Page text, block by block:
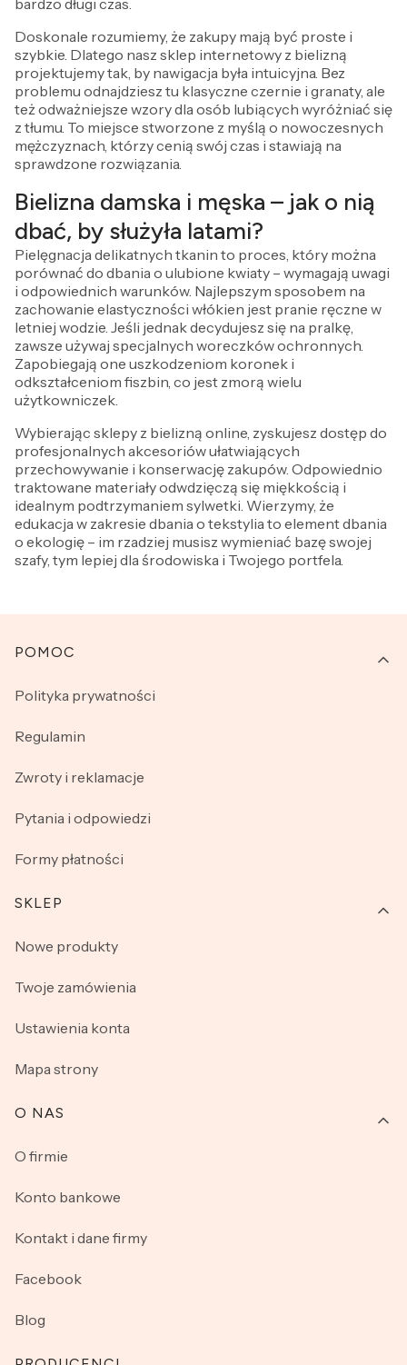
bardzo długi czas.
Doskonale rozumiemy, że zakupy mają być proste i
szybkie. Dlatego nasz sklep internetowy z bielizną
projektujemy tak, by nawigacja była intuicyjna. Bez
problemu odnajdziesz tu klasyczne czernie i granaty, ale
też odważniejsze wzory dla osób lubiących wyróżniać się
z tłumu. To miejsce stworzone z myślą o nowoczesnych
mężczyznach, którzy cenią swój czas i stawiają na
sprawdzone rozwiązania.
Bielizna damska i męska – jak o nią
dbać, by służyła latami?
Pielęgnacja delikatnych tkanin to proces, który można
porównać do dbania o ulubione kwiaty – wymagają uwagi
i odpowiednich warunków. Najlepszym sposobem na
zachowanie elastyczności włókien jest pranie ręczne w
letniej wodzie. Jeśli jednak decydujesz się na pralkę,
zawsze używaj specjalnych woreczków ochronnych.
Zapobiegają one uszkodzeniom koronek i
odkształceniom fiszbin, co jest zmorą wielu
użytkowniczek.
Wybierając sklepy z bielizną online, zyskujesz dostęp do
profesjonalnych akcesoriów ułatwiających
przechowywanie i konserwację zakupów. Odpowiednio
traktowane materiały odwdzięczą się miękkością i
idealnym podtrzymaniem sylwetki. Wierzymy, że
edukacja w zakresie dbania o tekstylia to element dbania
o ekologię – im rzadziej musisz wymieniać bazę swojej
szafy, tym lepiej dla środowiska i Twojego portfela.
Linki w stopce
POMOC
Polityka prywatności
Regulamin
Zwroty i reklamacje
Pytania i odpowiedzi
Formy płatności
SKLEP
Nowe produkty
Twoje zamówienia
Ustawienia konta
Mapa strony
O NAS
O firmie
Konto bankowe
Kontakt i dane firmy
Facebook
Blog